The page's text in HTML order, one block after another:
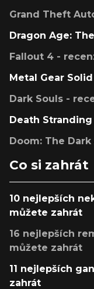
Grand Theft
Dragon Age:
Fallout 4 -
Metal Gear
Dark Souls -
Death
Doom: The
Co si zahrát
10 nejlepších
můžete zahrát
16 nejlepších
můžete zahrát
11 nejlepších
zahrát